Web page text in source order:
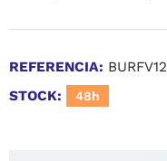
REFERENCIA: BURFV12
STOCK:
48h